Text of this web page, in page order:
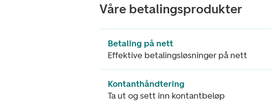
Våre betalingsprodukter
Betaling på nett
Effektive betalingsløsninger på nett
Kontanthåndtering
Ta ut og sett inn kontantbeløp